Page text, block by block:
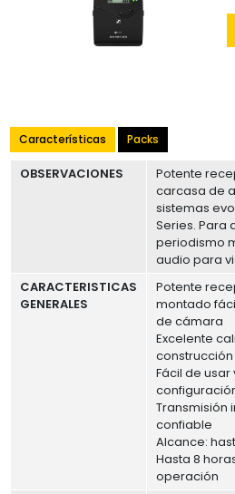
Características Packs
OBSERVACIONES
Potente
carcasa de
sistemas
Series. Para
periodismo
audio para
CARACTERISTICAS
GENERALES
Potente
montado
de cámara
Excelente
construcción
Fácil de
Transmisión
confiable
Alcance:
Hasta 8
operación